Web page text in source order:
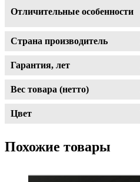
Отличительные особенности
Страна производитель
Гарантия, лет
Вес товара (нетто)
Цвет
Похожие товары